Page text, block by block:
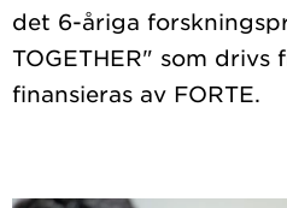
det 6-åriga
TOGETHER" som drivs